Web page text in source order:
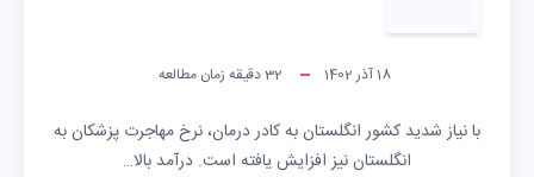
18 آذر 1402 32دقیقه زمان مطالعه
با نیاز شدید کشور انگلستان به کادر درمان، نرخ مهاجرت پزشکان به
انگلستان نیز افزایش یافته است. درآمد بالا…